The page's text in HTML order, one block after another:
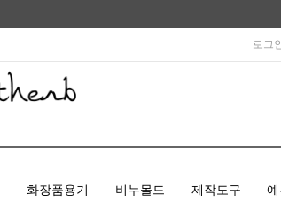
로그
화장품용기 비누몰드 제작도구